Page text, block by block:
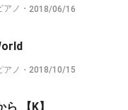
非公認クリエイター
アノ ・ 2018/06/16
非公認クリエイター
アノ ・ 2018/10/15
【K】